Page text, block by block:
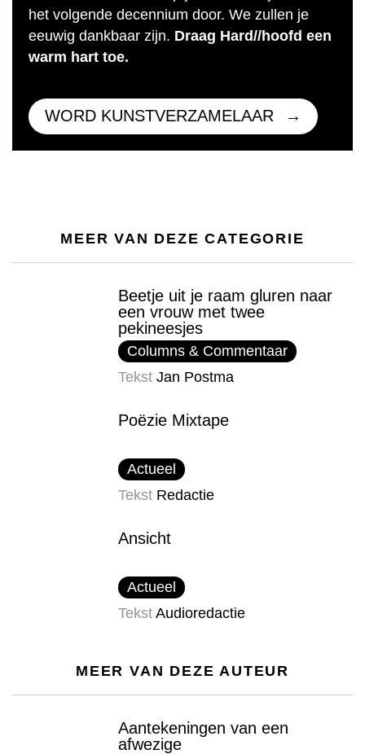
het volgende decennium door. We zullen je
eeuwig dankbaar zijn. Draag Hard//hoofd een
warm hart toe.
WORD KUNSTVERZAMELAAR
MEER VAN DEZE CATEGORIE
Beetje uit je raam gluren naar
een vrouw met twee
pekineesjes
Columns & Commentaar
Tekst Jan Postma
Poëzie Mixtape
Actueel
Tekst Redactie
Ansicht
Actueel
Tekst Audioredactie
MEER VAN DEZE AUTEUR
Aantekeningen van een
afwezige